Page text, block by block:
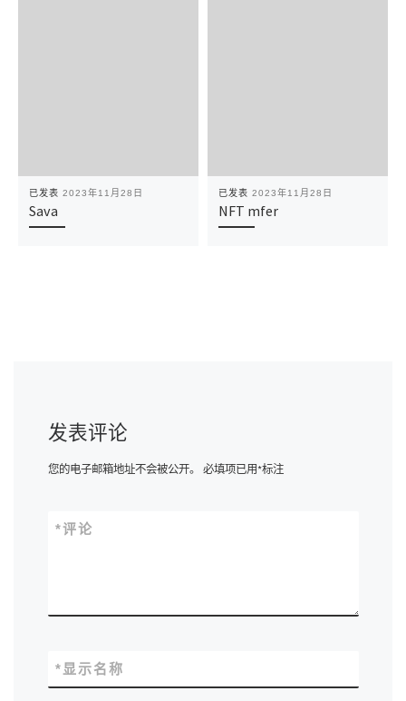
已发表 2023年11月28日
Sava
已发表 2023年11月28日
NFT mfer
发表评论
您的电子邮箱地址不会被公开。 必填项已用*标注
评论
*
显示名称
*